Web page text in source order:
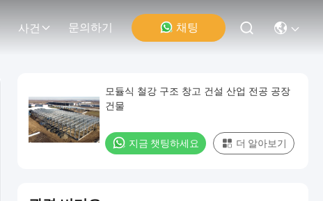
사건 문의하기 채팅
모듈식 철강 구조 창고 건설 산업 전공 공장
건물
지금 챗팅하세요 더 알아보기